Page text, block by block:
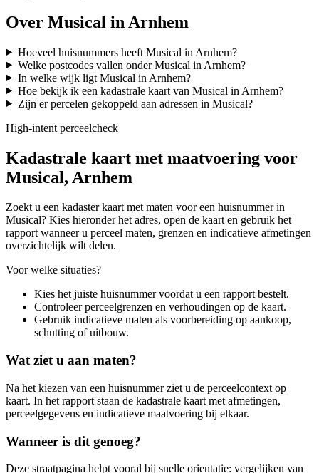
Over Musical in Arnhem
Hoeveel huisnummers heeft Musical in Arnhem?
Welke postcodes vallen onder Musical in Arnhem?
In welke wijk ligt Musical in Arnhem?
Hoe bekijk ik een kadastrale kaart van Musical in Arnhem?
Zijn er percelen gekoppeld aan adressen in Musical?
High-intent perceelcheck
Kadastrale kaart met maatvoering voor
Musical, Arnhem
Zoekt u een kadaster kaart met maten voor een huisnummer in
Musical? Kies hieronder het adres, open de kaart en gebruik het
rapport wanneer u perceel maten, grenzen en indicatieve afmetingen
overzichtelijk wilt delen.
Voor welke situaties?
Kies het juiste huisnummer voordat u een rapport bestelt.
Controleer perceelgrenzen en verhoudingen op de kaart.
Gebruik indicatieve maten als voorbereiding op aankoop,
schutting of uitbouw.
Wat ziet u aan maten?
Na het kiezen van een huisnummer ziet u de perceelcontext op
kaart. In het rapport staan de kadastrale kaart met afmetingen,
perceelgegevens en indicatieve maatvoering bij elkaar.
Wanneer is dit genoeg?
Deze straatpagina helpt vooral bij snelle orientatie: vergelijken van